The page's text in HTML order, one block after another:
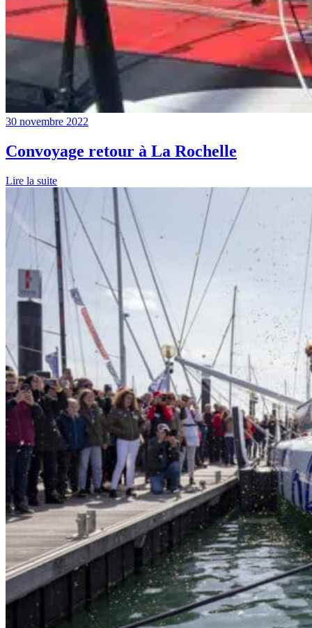
30 novembre 2022
Convoyage retour à La Rochelle
Lire la suite